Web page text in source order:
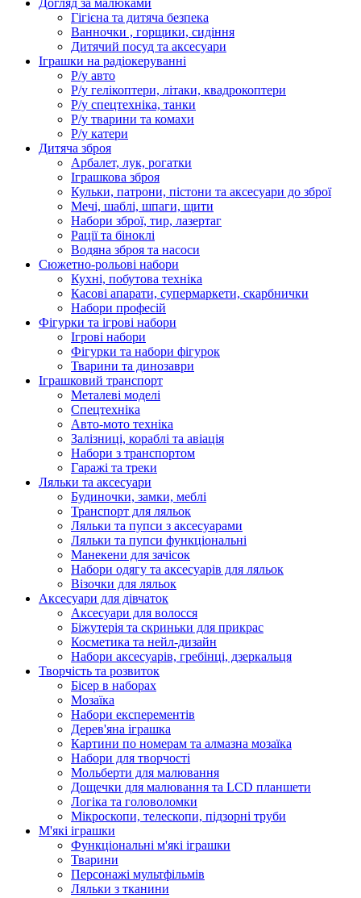
Догляд за малюками
Гігієна та дитяча безпека
Ванночки , горщики, сидіння
Дитячий посуд та аксесуари
Іграшки на радіокеруванні
Р/у авто
Р/у гелікоптери, літаки, квадрокоптери
Р/у спецтехніка, танки
Р/у тварини та комахи
Р/у катери
Дитяча зброя
Арбалет, лук, рогатки
Іграшкова зброя
Кульки, патрони, пістони та аксесуари до зброї
Мечі, шаблі, шпаги, щити
Набори зброї, тир, лазертаг
Рації та біноклі
Водяна зброя та насоси
Сюжетно-рольові набори
Кухні, побутова техніка
Касові апарати, супермаркети, скарбнички
Набори професій
Фігурки та ігрові набори
Ігрові набори
Фігурки та набори фігурок
Тварини та динозаври
Іграшковий транспорт
Металеві моделі
Спецтехніка
Авто-мото техніка
Залізниці, кораблі та авіація
Набори з транспортом
Гаражі та треки
Ляльки та аксесуари
Будиночки, замки, меблі
Транспорт для ляльок
Ляльки та пупси з аксесуарами
Ляльки та пупси функціональні
Манекени для зачісок
Набори одягу та аксесуарів для ляльок
Візочки для ляльок
Аксесуари для дівчаток
Аксесуари для волосся
Біжутерія та скриньки для прикрас
Косметика та нейл-дизайн
Набори аксесуарів, гребінці, дзеркальця
Творчість та розвиток
Бісер в наборах
Мозаїка
Набори експерементів
Дерев'яна іграшка
Картини по номерам та алмазна мозаїка
Набори для творчості
Мольберти для малювання
Дощечки для малювання та LCD планшети
Логіка та головоломки
Мікроскопи, телескопи, підзорні труби
М'які іграшки
Функціональні м'які іграшки
Тварини
Персонажі мультфільмів
Ляльки з тканини